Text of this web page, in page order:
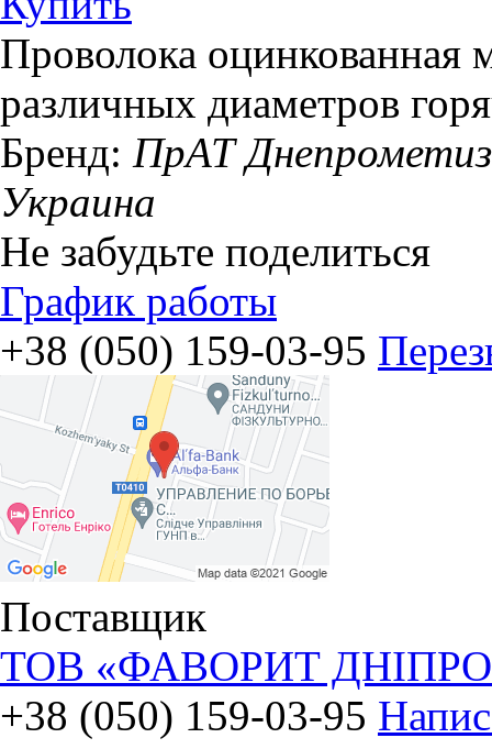
Проволока оцинкованная
различных диаметров
Бренд: ПрАТ Днепрометиз
Украина
Не забудьте поделиться
График работы
+38 (050) 159-03-95
Поставщик
ТОВ «ФАВОРИТ
+38 (050) 159-03-95